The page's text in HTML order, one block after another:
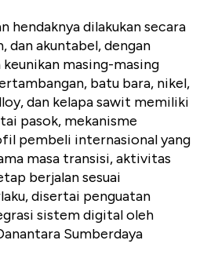
hendaknya dilakukan secara
dan akuntabel, dengan
masing-masing
batu bara, nikel,
dan kelapa sawit memiliki
pasok, mekanisme
pembeli internasional yang
masa transisi, aktivitas
berjalan sesuai
disertai penguatan
sistem digital oleh
Sumberdaya